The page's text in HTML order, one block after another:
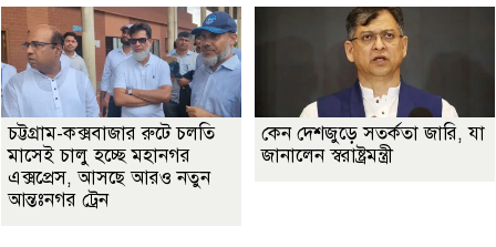
চট্টগ্রাম-কক্সবাজার রুটে চলতি
মাসেই চালু হচ্ছে মহানগর
এক্সপ্রেস, আসছে আরও নতুন
আন্তঃনগর ট্রেন
কেন দেশজুড়ে সতর্কতা জারি, যা
জানালেন স্বরাষ্ট্রমন্ত্রী